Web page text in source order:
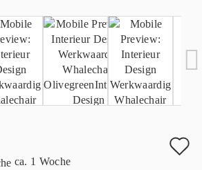
ca. 1 Woche